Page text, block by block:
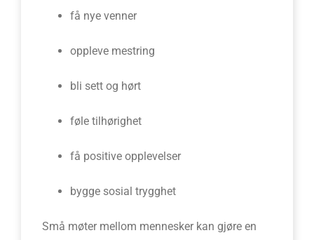
få nye venner
oppleve mestring
bli sett og hørt
føle tilhørighet
få positive opplevelser
bygge sosial trygghet
Små møter mellom mennesker kan gjøre en